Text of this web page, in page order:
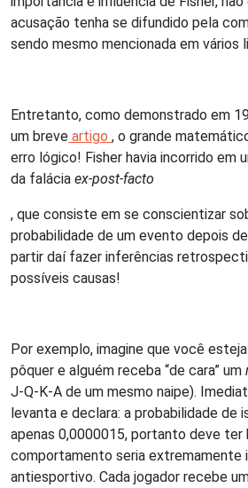
acusação tenha se difundido pela
sendo mesmo mencionada em
Entretanto, como demonstrado em
um breve artigo , o grande
erro lógico! Fisher havia incorrido em
da falácia ex-post-facto
, que consiste em se conscientizar
probabilidade de um evento depois
partir daí fazer inferências
possíveis causas!
Por exemplo, imagine que você
pôquer e alguém receba “de cara” um
J-Q-K-A de um mesmo naipe).
levanta e declara: a probabilidade de
apenas 0,0000015, portanto deve ter
comportamento seria extremamente
antiesportivo. Cada jogador recebe